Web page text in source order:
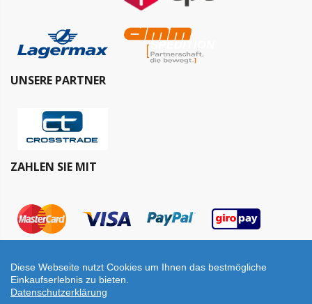
UNSERE PARTNER
ZAHLEN SIE MIT
Diese Webseite nutzt Cookies um Ihnen das bestmögliche
Einkaufserlebnis zu bieten.
Datenschutzerklärung